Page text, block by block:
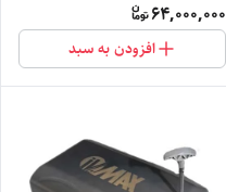
64,000,000
افزودن به سبد